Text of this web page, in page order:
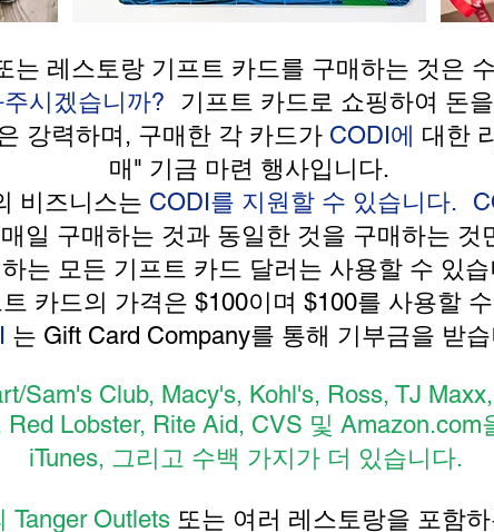
는 레스토랑 기프트 카드를 구매하는 것은
시겠습니까?
기프트 카드로 쇼핑하여 돈
강력하며, 구매한 각 카드가 CODI에 대한
매" 기금 마련 행사입니다.
비즈니스는 CODI를 지원할 수 있습니다.
일 구매하는 것과 동일한 것을 구매하는 것
는 모든 기프트 카드 달러는 사용할 수 있
카드의 가격은 $100이며 $100를 사용할
는 Gift Card Company를 통해 기부금을 받
Sam's Club, Macy's, Kohl's, Ross, TJ
Lobster, Rite Aid, CVS 및
iTunes, 그리고 수백 가지가 더 있습니다.
Tanger Outlets 또는 여러 레스토랑을 포함